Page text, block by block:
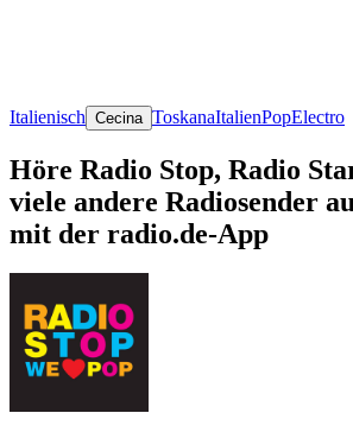
Italienisch Cecina ToskanaItalienPopElectro
Höre Radio Stop, Radio
viele andere Radiosender
mit der radio.de-App